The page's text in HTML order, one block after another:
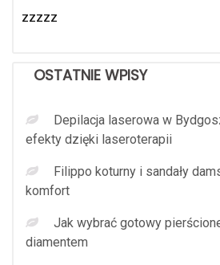
zzzzz
OSTATNIE WPISY
Depilacja laserowa w
efekty dzięki laseroterapii
Filippo koturny i sandały
komfort
Jak wybrać gotowy
diamentem